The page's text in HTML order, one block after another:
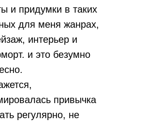
и придумки в таких
для меня жанрах,
интерьер и
и это безумно
привычка
регулярно, не